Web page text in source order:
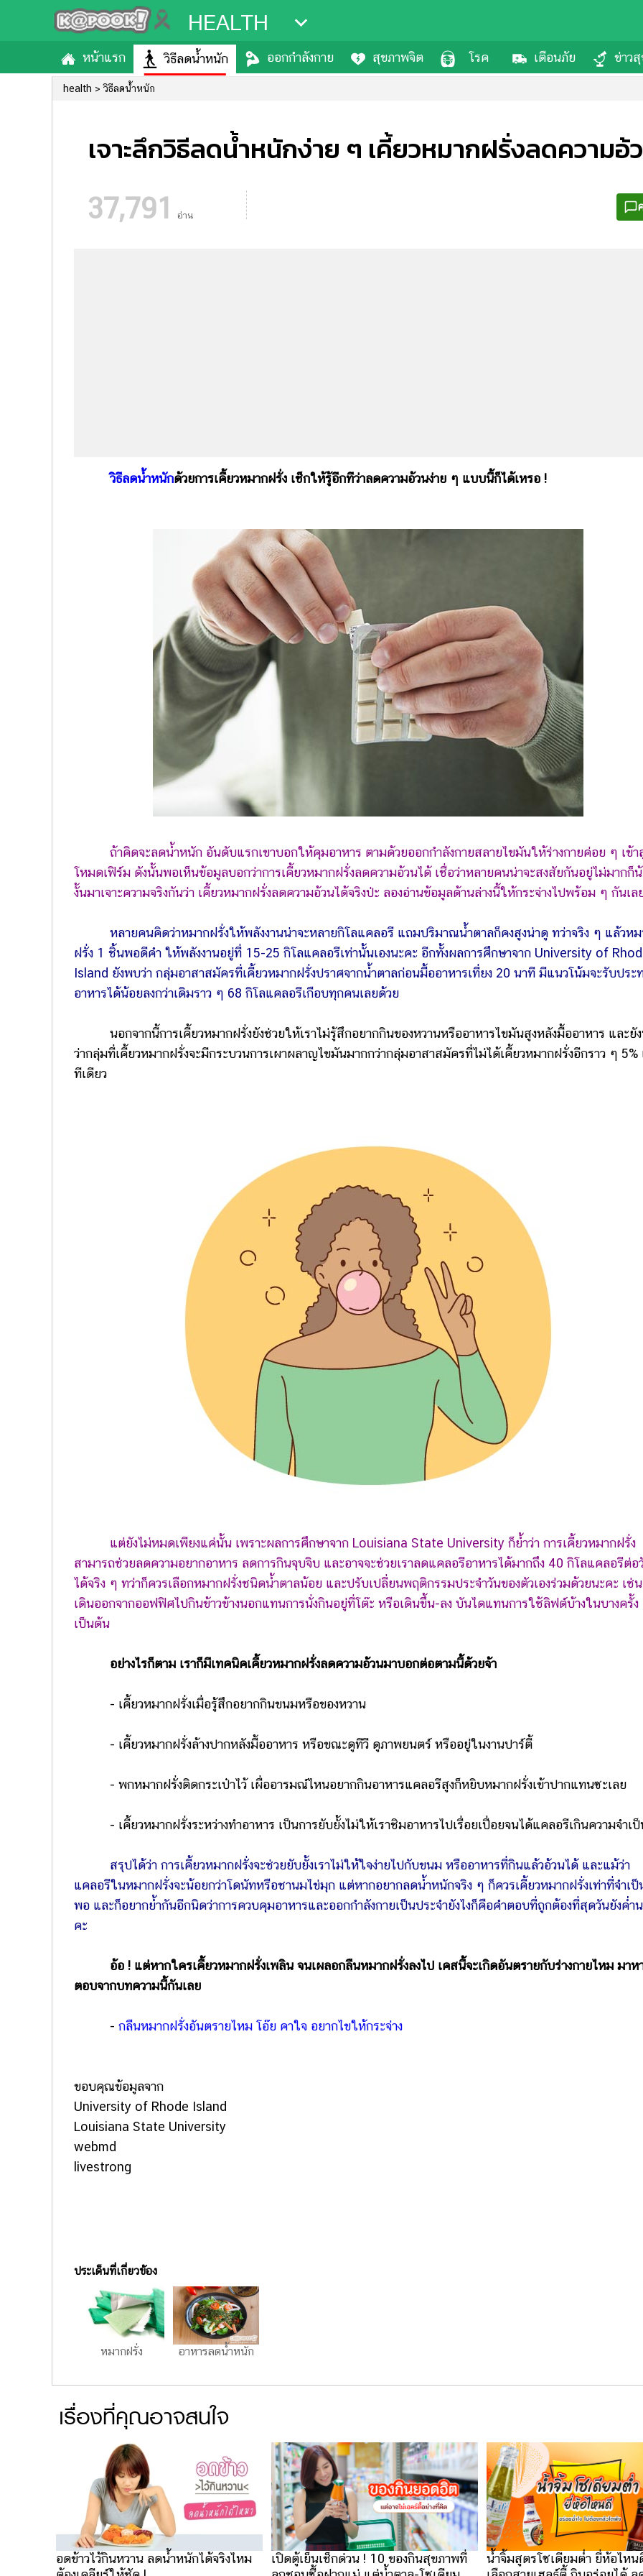
HEALTH
หน้าแรก วิธีลดน้ำหนัก ออกกำลังกาย สุขภาพจิต โรค เตือนภัย ข่าว
health วิธีลดน้ำหนัก
เจาะลึกวิธีลดน้ำหนักง่าย ๆ เคี้ยวหมากฝรั่งลดความอ้
37,791 อ่าน
วิธีลดน้ำหนักด้วยการเคี้ยวหมากฝรั่ง เช็กให้รู้อีกทีว่าลดความอ้วนง่าย ๆ แบบนี้ก็ได้เหรอ !
ถ้าคิดจะลดน้ำหนัก อันดับแรกเขาบอกให้คุมอาหาร ตามด้วยออกกำลังกายสลายไขมันให้ร่างกายค่อย ๆ เข้า
โหมดเฟิร์ม ดังนั้นพอเห็นข้อมูลบอกว่าการเคี้ยวหมากฝรั่งลดความอ้วนได้ เชื่อว่าหลายคนน่าจะสงสัยกันอยู่ไม่มากก็
งั้นมาเจาะความจริงกันว่า เคี้ยวหมากฝรั่งลดความอ้วนได้จริงป่ะ ลองอ่านข้อมูลด้านล่างนี้ให้กระจ่างไปพร้อม ๆ กันเล
หลายคนคิดว่าหมากฝรั่งให้พลังงานน่าจะหลายกิโลแคลอรี แถมปริมาณน้ำตาลก็คงสูงน่าดู ทว่าจริง ๆ แล้วห
ฝรั่ง 1 ชิ้นพอดีคำ ให้พลังงานอยู่ที่ 15-25 กิโลแคลอรีเท่านั้นเองนะคะ อีกทั้งผลการศึกษาจาก University of
Island ยังพบว่า กลุ่มอาสาสมัครที่เคี้ยวหมากฝรั่งปราศจากน้ำตาลก่อนมื้ออาหารเที่ยง 20 นาที มีแนวโน้มจะรับประ
อาหารได้น้อยลงกว่าเดิมราว ๆ 68 กิโลแคลอรีเกือบทุกคนเลยด้วย
นอกจากนี้การเคี้ยวหมากฝรั่งยังช่วยให้เราไม่รู้สึกอยากกินของหวานหรืออาหารไขมันสูงหลังมื้ออาหาร และยั
ว่ากลุ่มที่เคี้ยวหมากฝรั่งจะมีกระบวนการเผาผลาญไขมันมากกว่ากลุ่มอาสาสมัครที่ไม่ได้เคี้ยวหมากฝรั่งอีกราว ๆ 5%
ทีเดียว
แต่ยังไม่หมดเพียงแค่นั้น เพราะผลการศึกษาจาก Louisiana State University ก็ย้ำว่า การเคี้ยวหมากฝรั่ง
สามารถช่วยลดความอยากอาหาร ลดการกินจุบจิบ และอาจจะช่วยเราลดแคลอรีอาหารได้มากถึง 40 กิโลแคลอรีต่อ
ได้จริง ๆ ทว่าก็ควรเลือกหมากฝรั่งชนิดน้ำตาลน้อย และปรับเปลี่ยนพฤติกรรมประจำวันของตัวเองร่วมด้วยนะคะ เช่น
เดินออกจากออฟฟิศไปกินข้าวข้างนอกแทนการนั่งกินอยู่ที่โต๊ะ หรือเดินขึ้น-ลง บันไดแทนการใช้ลิฟต์บ้างในบางครั้ง
เป็นต้น
อย่างไรก็ตาม เราก็มีเทคนิคเคี้ยวหมากฝรั่งลดความอ้วนมาบอกต่อตามนี้ด้วยจ้า
- เคี้ยวหมากฝรั่งเมื่อรู้สึกอยากกินขนมหรือของหวาน
- เคี้ยวหมากฝรั่งล้างปากหลังมื้ออาหาร หรือขณะดูทีวี ดูภาพยนตร์ หรืออยู่ในงานปาร์ตี้
- พกหมากฝรั่งติดกระเป๋าไว้ เผื่ออารมณ์ไหนอยากกินอาหารแคลอรีสูงก็หยิบหมากฝรั่งเข้าปากแทนซะเลย
- เคี้ยวหมากฝรั่งระหว่างทำอาหาร เป็นการยับยั้งไม่ให้เราชิมอาหารไปเรื่อยเปื่อยจนได้แคลอรีเกินความจำเ
สรุปได้ว่า การเคี้ยวหมากฝรั่งจะช่วยยับยั้งเราไม่ให้ใจง่ายไปกับขนม หรืออาหารที่กินแล้วอ้วนได้ และแม้ว่า
แคลอรีในหมากฝรั่งจะน้อยกว่าโดนัทหรือชานมไข่มุก แต่หากอยากลดน้ำหนักจริง ๆ ก็ควรเคี้ยวหมากฝรั่งเท่าที่จำเป็
พอ และก็อยากย้ำกันอีกนิดว่าการควบคุมอาหารและออกกำลังกายเป็นประจำยังไงก็คือคำตอบที่ถูกต้องที่สุดวันยังค่ำ
คะ
อ้อ ! แต่หากใครเคี้ยวหมากฝรั่งเพลิน จนเผลอกลืนหมากฝรั่งลงไป เคสนี้จะเกิดอันตรายกับร่างกายไหม มาห
ตอบจากบทความนี้กันเลย
- กลืนหมากฝรั่งอันตรายไหม โอ๊ย คาใจ อยากไขให้กระจ่าง
ขอบคุณข้อมูลจาก
University of Rhode Island
Louisiana State University
webmd
livestrong
ประเด็นที่เกี่ยวข้อง
หมากฝรั่ง อาหารลดน้ำหนัก
เรื่องที่คุณอาจสนใจ
อดข้าวไว้กินหวาน ลดน้ำหนักได้จริงไหม
เปิดตู้เย็นเช็กด่วน ! 10 ของกินสุขภาพที่
น้ำจิ้มสูตรโซเดียมต่ำ ยี่ห้อไหน